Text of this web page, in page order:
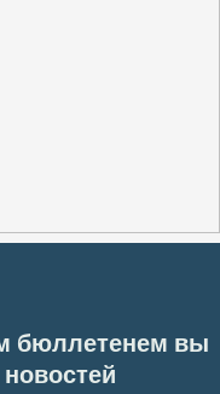
бюллетенем вы
новостей